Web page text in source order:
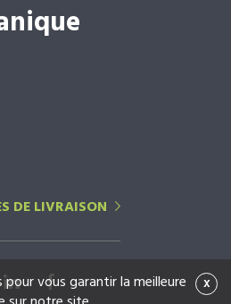
DE LIVRAISON
x
vous garantir la meilleure